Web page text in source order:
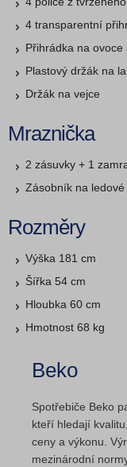
4 transparentní
Přihrádka na ovoce
Plastový držák na
Držák na vejce
Mraznička
2 zásuvky + 1
Zásobník na ledové
Rozměry
Výška 181 cm
Šířka 54 cm
Hloubka 60 cm
Hmotnost 68 kg
Beko
Spotřebiče Beko
kteří hledají
ceny a výkonu.
mezinárodní